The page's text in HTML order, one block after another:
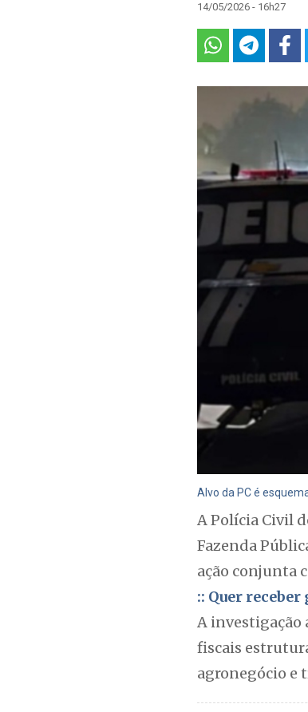
14/05/2026 - 16h27
Alvo da PC é
A Polícia Civil
Fazenda
ação conjunta
:: Quer
A investigação
fiscais
agronegócio e